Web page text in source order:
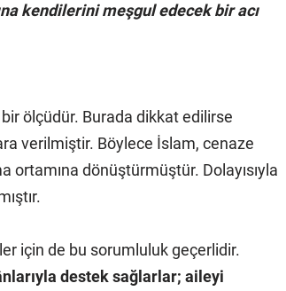
kendilerini meşgul edecek bir acı
ölçüdür. Burada dikkat edilirse
verilmiştir. Böylece İslam, cenaze
ortamına dönüştürmüştür. Dolayısıyla
için de bu sorumluluk geçerlidir.
destek sağlarlar; aileyi